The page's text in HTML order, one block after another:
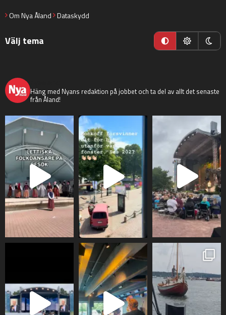
Om Nya Åland Dataskydd
Välj tema
Häng med Nyans redaktion på jobbet och ta del av allt det senaste
från Åland!